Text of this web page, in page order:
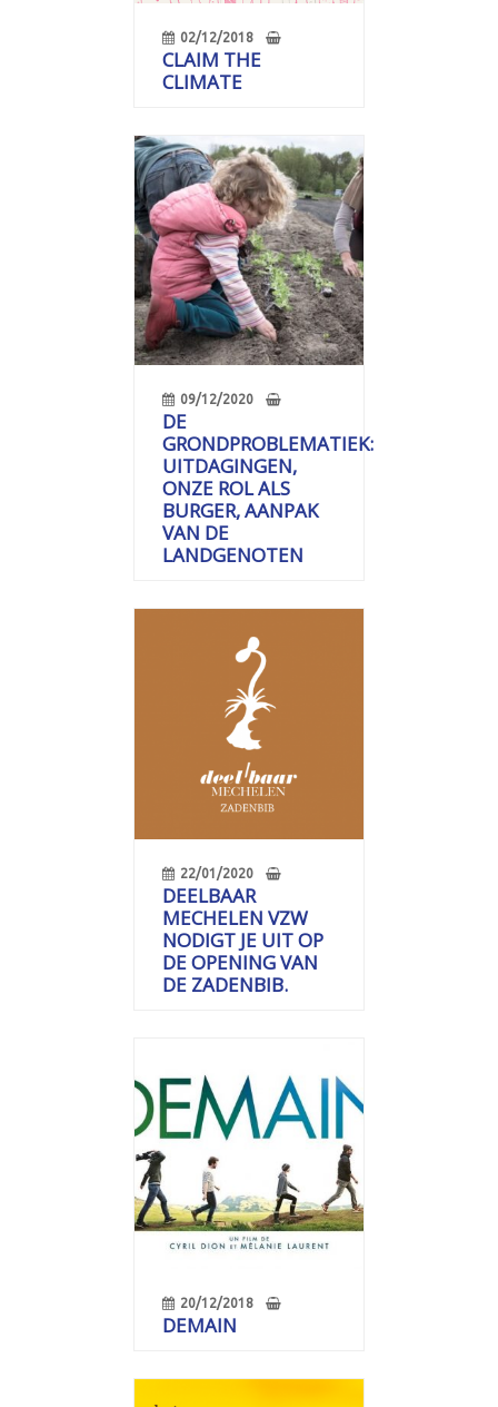
02/12/2018
CLAIM THE
CLIMATE
09/12/2020
DE
GRONDPROBLEMATIEK:
UITDAGINGEN,
ONZE ROL ALS
BURGER, AANPAK
VAN DE
LANDGENOTEN
22/01/2020
DEELBAAR
MECHELEN VZW
NODIGT JE UIT OP
DE OPENING VAN
DE ZADENBIB.
20/12/2018
DEMAIN